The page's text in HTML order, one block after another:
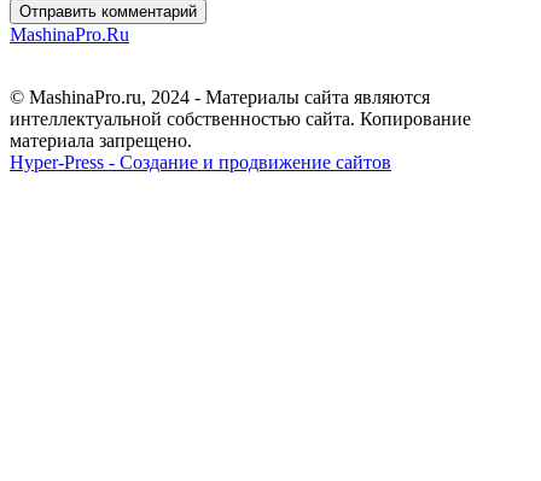
Отправить комментарий
MashinaPro.Ru
© MashinaPro.ru, 2024 - Материалы сайта являются
интеллектуальной собственностью сайта. Копирование
материала запрещено.
Hyper-Press - Создание и продвижение сайтов